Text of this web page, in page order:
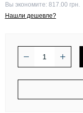
Вы экономите: 817.00 грн.
Нашли дешевле?